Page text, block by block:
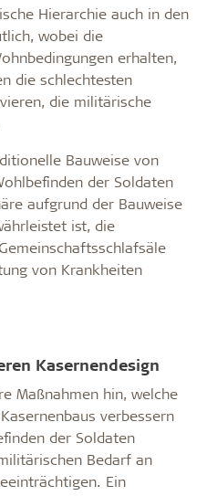
Hierarchie auch in den
wobei die
erhalten,
die schlechtesten
die militärische
Bauweise von
der Soldaten
aufgrund der Bauweise
ist, die
von Krankheiten
Kasernendesign
Maßnahmen hin, welche
verbessern
der Soldaten
Bedarf an
Ein